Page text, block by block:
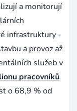
a monitorují
infrastruktury -
a provoz až
služeb v
pracovníků
o 68,9 % od